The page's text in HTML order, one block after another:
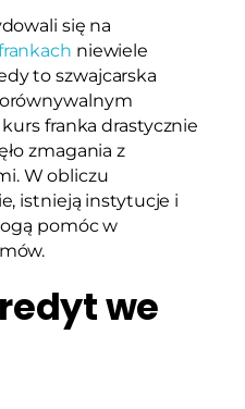
się na
niewiele
to szwajcarska
franka drastycznie
zmagania z
W obliczu
istnieją instytucje i
pomóc w
we